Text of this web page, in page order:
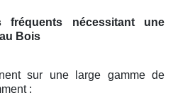
nécessitant une
Bois
sur une large gamme de
: